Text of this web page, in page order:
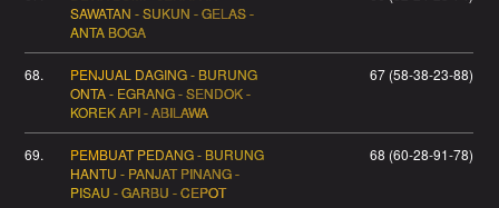
SAWATAN - SUKUN - GELAS -
ANTA BOGA
68.
PENJUAL DAGING - BURUNG
ONTA - EGRANG - SENDOK -
KOREK API - ABILAWA
67 (58-38-23-88)
69.
PEMBUAT PEDANG - BURUNG
HANTU - PANJAT PINANG -
PISAU - GARBU - CEPOT
68 (60-28-91-78)